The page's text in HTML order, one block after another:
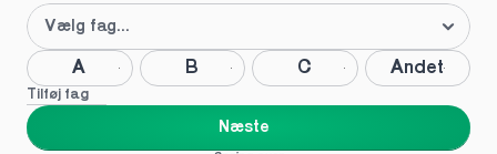
A B C Andet
Tilføj fag
Næste